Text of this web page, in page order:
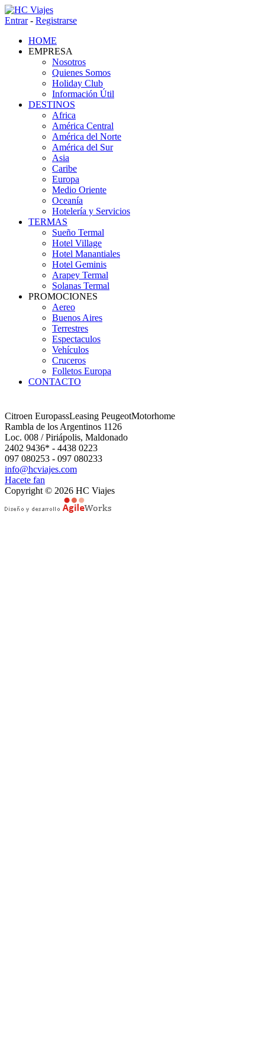
Entrar- Registrarse
HOME
EMPRESA
Nosotros
Quienes Somos
Holiday Club
Información Útil
DESTINOS
Africa
América Central
América del Norte
América del Sur
Asia
Caribe
Europa
Medio Oriente
Oceanía
Hotelería y Servicios
TERMAS
Sueño Termal
Hotel Village
Hotel Manantiales
Hotel Geminis
Arapey Termal
Solanas Termal
PROMOCIONES
Aereo
Buenos Aires
Terrestres
Espectaculos
Vehículos
Cruceros
Folletos Europa
CONTACTO
Citroen EuropassLeasing PeugeotMotorhome
Rambla de los Argentinos 1126
Loc. 008 / Piriápolis, Maldonado
2402 9436* - 4438 0223
097 080253 - 097 080233
info@hcviajes.com
Hacete fan
Copyright © 2026 HC Viajes